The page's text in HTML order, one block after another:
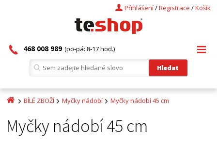
Košík
/
Registrace
/
Přihlášení
468 008 989 (po-pá: 8-17 hod.)
BÍLÉ ZBOŽÍ Myčky nádobí Myčky nádobí 45 cm
Myčky nádobí 45 cm